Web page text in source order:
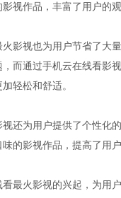
视作品，丰富了用户的观
影视也为用户节省了大
而通过手机云在线看影
轻松和舒适。
还为用户提供了个性化
的影视作品，提高了用
最火影视的兴起，为用